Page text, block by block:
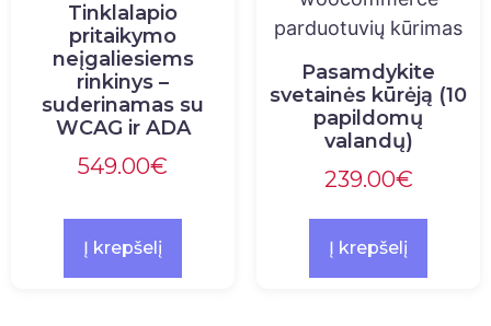
Tinklalapio
pritaikymo
neįgaliesiems
rinkinys –
suderinamas su
WCAG ir ADA
549.00€
Į krepšelį
Pasamdykite
svetainės kūrėją (10
papildomų
valandų)
239.00€
Į krepšelį